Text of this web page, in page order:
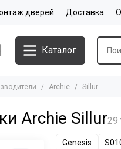
дверей Доставка
Каталог
Archie Sillur
Archie Sillur
Genesis